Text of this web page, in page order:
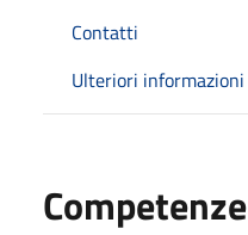
Contatti
Ulteriori informazioni
Competenze